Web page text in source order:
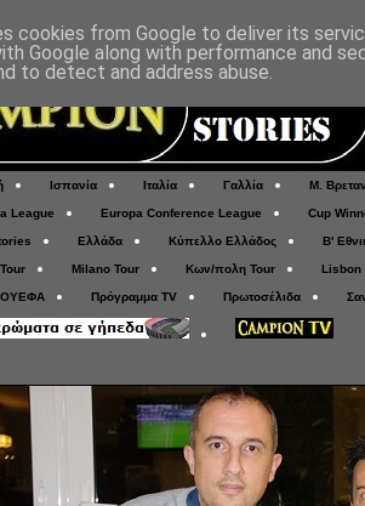
Ισπανία Ιταλία Γαλλία Μ.
League Europa Conference League Cup
Ελλάδα Κύπελλο Ελλάδος Β'
Milano Tour Κων/πολη Tour Lisbon
ΟΥΕΦΑ Πρόγραμμα TV Πρωτοσέλιδα
cookies from Google to deliver its
Google along with performance and
to detect and address abuse.